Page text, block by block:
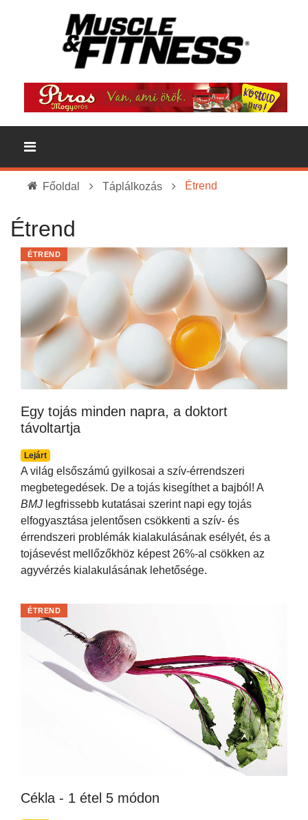
Főoldal Táplálkozás Étrend
Étrend
Egy tojás minden napra, a doktort
távoltartja
Lejárt
ÉTREND
A világ elsőszámú gyilkosai a szív-érrendszeri
megbetegedések. De a tojás kisegíthet a bajból! A
BMJ legfrissebb kutatásai szerint napi egy tojás
elfogyasztása jelentősen csökkenti a szív- és
érrendszeri problémák kialakulásának esélyét, és a
tojásevést mellőzőkhöz képest 26%-al csökken az
agyvérzés kialakulásának lehetősége.
Cékla - 1 étel 5 módon
ÉTREND